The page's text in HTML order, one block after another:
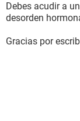
Debes acudir a
desorden
Gracias por